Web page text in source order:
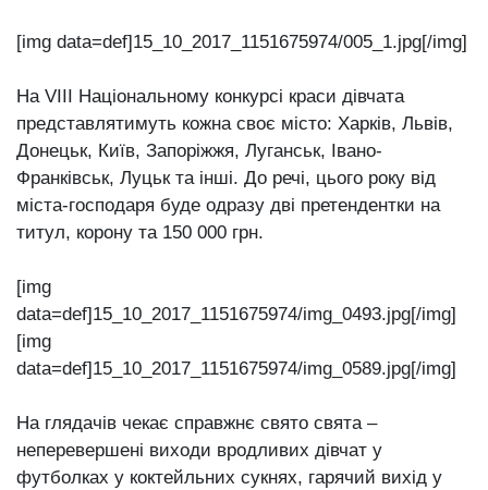
ZONE 18+
Політика конфіденційності
[img data=def]15_10_2017_1151675974/005_1.jpg[/img]
На VIII Національному конкурсі краси дівчата
представлятимуть кожна своє місто: Харків, Львів,
Донецьк, Київ, Запоріжжя, Луганськ, Івано-
Франківськ, Луцьк та інші. До речі, цього року від
міста-господаря буде одразу дві претендентки на
титул, корону та 150 000 грн.
[img
data=def]15_10_2017_1151675974/img_0493.jpg[/img]
[img
data=def]15_10_2017_1151675974/img_0589.jpg[/img]
На глядачів чекає справжнє свято свята –
неперевершені виходи вродливих дівчат у
футболках у коктейльних сукнях, гарячий вихід у